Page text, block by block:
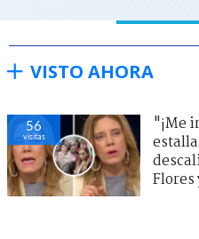
VISTO AHORA
56
visitas
"¡Me